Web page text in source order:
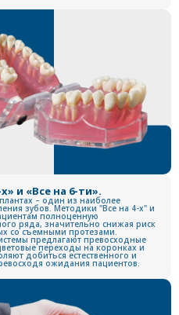
и «Все на 6-ти».
– один из наиболее
зубов. Методики "Все на 4-х" и
полноценную
ряда, значительно снижая риск
со съемными протезами.
предлагают превосходные
переходы на коронках и
добиться естественного и
ожидания пациентов.